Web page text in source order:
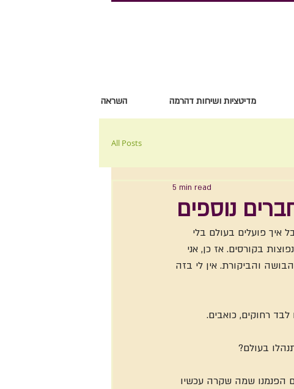
מדיטציות ושיחות דהרמה השראה
All Posts
נוספים
5 min read
איך פועלים בעולם בלי
בקורסים. אז כן, אני
והביקורת. אין לי בזה
רחוקים, כואבים.
בעולם?
הפנמנו שמה שקרה עכשיו